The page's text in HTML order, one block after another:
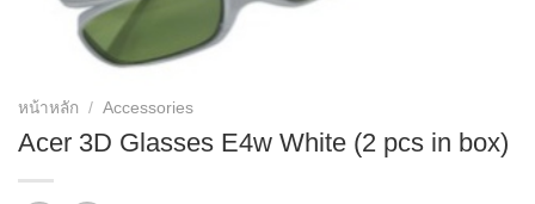
หน้าหลัก / Accessories
Acer 3D Glasses E4w White (2 pcs in box)